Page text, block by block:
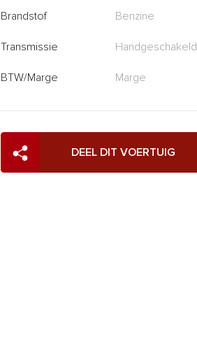
Brandstof Benzine
Transmissie Handgeschakeld
BTW/Marge Marge
DEEL DIT VOERTUIG